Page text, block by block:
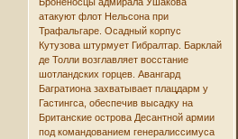
атакуют флот Нельсона при
Трафальгаре. Осадный корпус
Кутузова штурмует Гибралтар. Барклай
де Толли возглавляет восстание
шотландских горцев. Авангард
Багратиона захватывает плацдарм у
Гастингса, обеспечив высадку на
Британские острова Десантной армии
под командованием генералиссимуса